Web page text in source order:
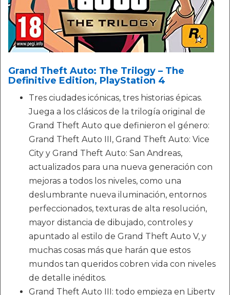
Grand Theft Auto: The Trilogy – The
Definitive Edition, PlayStation 4
Tres ciudades icónicas, tres historias épicas.
Juega a los clásicos de la trilogía original de
Grand Theft Auto que definieron el género:
Grand Theft Auto III, Grand Theft Auto: Vice
City y Grand Theft Auto: San Andreas,
actualizados para una nueva generación con
mejoras a todos los niveles, como una
deslumbrante nueva iluminación, entornos
perfeccionados, texturas de alta resolución,
mayor distancia de dibujado, controles y
apuntado al estilo de Grand Theft Auto V, y
muchas cosas más que harán que estos
mundos tan queridos cobren vida con niveles
de detalle inéditos.
Grand Theft Auto III: todo empieza en Liberty